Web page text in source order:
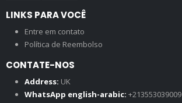
LINKS PARA VOCÊ
Entre em contato
Política de Reembolso
CONTATE-NOS
Address: UK
WhatsApp english-arabic: +213553039009